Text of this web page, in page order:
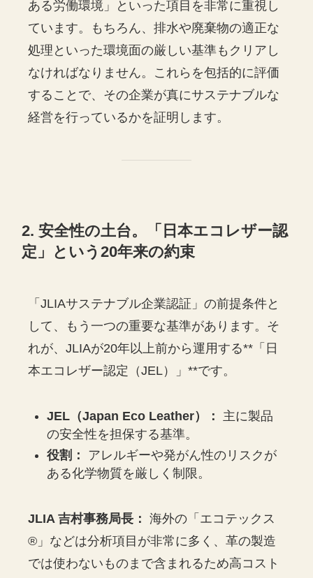
ある労働環境」といった項目を非常に重視し
ています。もちろん、排水や廃棄物の適正な
処理といった環境面の厳しい基準もクリアし
なければなりません。これらを包括的に評価
することで、その企業が真にサステナブルな
経営を行っているかを証明します。
2. 安全性の土台。「日本エコレザー認
定」という20年来の約束
「JLIAサステナブル企業認証」の前提条件と
して、もう一つの重要な基準があります。そ
れが、JLIAが20年以上前から運用する**「日
本エコレザー認定（JEL）」**です。
JEL（Japan Eco Leather）：
主に製品
の安全性を担保する基準。
役割：
アレルギーや発がん性のリスクが
ある化学物質を厳しく制限。
JLIA 吉村事務局長： 海外の「エコテックス
®」などは分析項目が非常に多く、革の製造
では使わないものまで含まれるため高コスト